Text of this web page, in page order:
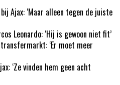
Ajax: ‘Maar alleen tegen de juiste
Leonardo: ‘Hij is gewoon niet fit’
‘Er moet meer
‘Ze vinden hem geen acht